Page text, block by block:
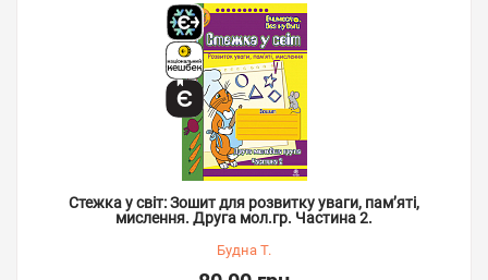
Стежка у світ: Зошит для розвитку уваги, пам’яті,
мислення. Друга мол.гр. Частина 2.
Будна Т.